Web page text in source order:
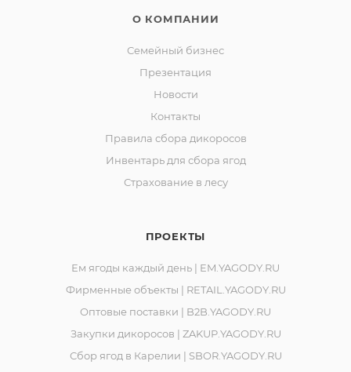
О КОМПАНИИ
Семейный бизнес
Презентация
Новости
Контакты
Правила сбора дикоросов
Инвентарь для сбора ягод
Страхование в лесу
ПРОЕКТЫ
Ем ягоды каждый день | EM.YAGODY.RU
Фирменные объекты | RETAIL.YAGODY.RU
Оптовые поставки | B2B.YAGODY.RU
Закупки дикоросов | ZAKUP.YAGODY.RU
Сбор ягод в Карелии | SBOR.YAGODY.RU